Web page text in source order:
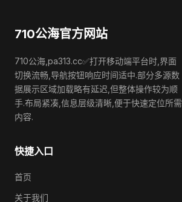
710公海官方网站
710公海,pa313.cc✅打开移动端平台时,界面
切换流畅,导航按钮响应时间适中.部分多源数
据展示区域加载略有延迟,但整体操作较为顺
手.布局紧凑,信息层级清晰,便于快速定位所需
内容.
快捷入口
首页
关于我们